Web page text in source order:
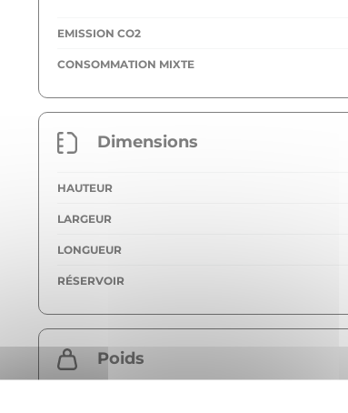
EMISSION CO2
CONSOMMATION MIXTE
Dimensions
HAUTEUR
LARGEUR
LONGUEUR
RÉSERVOIR
Poids